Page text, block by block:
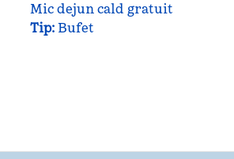
Mic dejun cald gratuit
Tip: Bufet